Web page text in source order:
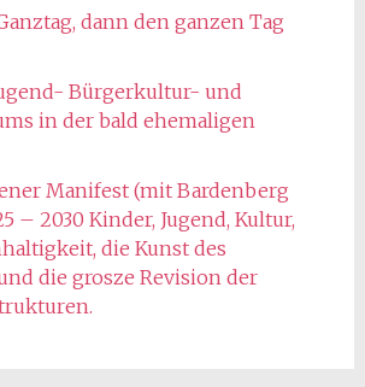
dann den ganzen Tag
Bürgerkultur- und
in der bald ehemaligen
Manifest (mit Bardenberg
– 2030 Kinder, Jugend, Kultur,
die Kunst des
die grosze Revision der